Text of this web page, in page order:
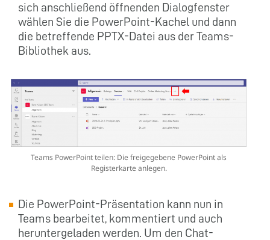
sich anschließend öffnenden Dialogfenster
wählen Sie die PowerPoint-Kachel und dann
die betreffende PPTX-Datei aus der Teams-
Bibliothek aus.
Teams PowerPoint teilen: Die freigegebene PowerPoint als
Registerkarte anlegen.
Die PowerPoint-Präsentation kann nun in
Teams bearbeitet, kommentiert und auch
heruntergeladen werden. Um den Chat-